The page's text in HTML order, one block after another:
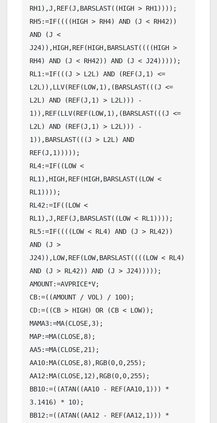
RH1),J,REF(J,BARSLAST((HIGH > RH1))));
RH5:=IF((((HIGH > RH4) AND (J < RH42))
AND (J <
J24)),HIGH,REF(HIGH,BARSLAST((((HIGH >
RH4) AND (J < RH42)) AND (J < J24)))));
RL1:=IF(((J > L2L) AND (REF(J,1) <=
L2L)),LLV(REF(LOW,1),(BARSLAST(((J <=
L2L) AND (REF(J,1) > L2L))) -
1)),REF(LLV(REF(LOW,1),(BARSLAST(((J <=
L2L) AND (REF(J,1) > L2L))) -
1)),BARSLAST(((J > L2L) AND
REF(J,1)))));
RL4:=IF((LOW <
RL1),HIGH,REF(HIGH,BARSLAST((LOW <
RL1))));
RL42:=IF((LOW <
RL1),J,REF(J,BARSLAST((LOW < RL1))));
RL5:=IF((((LOW < RL4) AND (J > RL42))
AND (J >
J24)),LOW,REF(LOW,BARSLAST((((LOW < RL4)
AND (J > RL42)) AND (J > J24)))));
AMOUNT:=AVPRICE*V;
CB:=((AMOUNT / VOL) / 100);
CD:=((CB > HIGH) OR (CB < LOW));
MAMA3:=MA(CLOSE,3);
MAP:=MA(CLOSE,8);
AA5:=MA(CLOSE,21);
AA10:MA(CLOSE,8),RGB(0,0,255);
AA12:MA(CLOSE,12),RGB(0,0,255);
BB10:=((ATAN((AA10 - REF(AA10,1))) *
3.1416) * 10);
BB12:=((ATAN((AA12 - REF(AA12,1))) *